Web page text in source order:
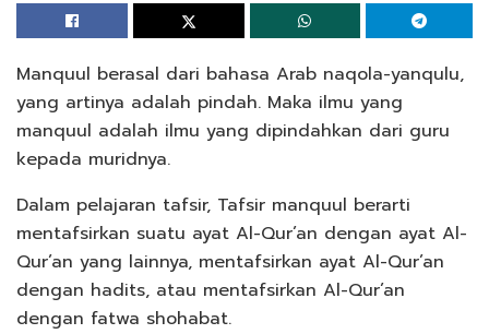
Manquul berasal dari bahasa Arab naqola-yanqulu,
yang artinya adalah pindah. Maka ilmu yang
manquul adalah ilmu yang dipindahkan dari guru
kepada muridnya.
Dalam pelajaran tafsir, Tafsir manquul berarti
mentafsirkan suatu ayat Al-Qur’an dengan ayat Al-
Qur’an yang lainnya, mentafsirkan ayat Al-Qur’an
dengan hadits, atau mentafsirkan Al-Qur’an
dengan fatwa shohabat.